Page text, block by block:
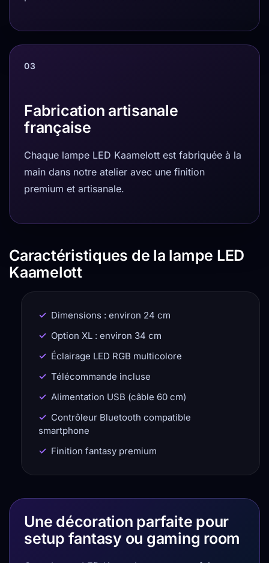
03
Fabrication artisanale
française
Chaque lampe LED Kaamelott est fabriquée à la
main dans notre atelier avec une finition
premium et artisanale.
Caractéristiques de la lampe LED
Kaamelott
Dimensions : environ 24 cm
Option XL : environ 34 cm
Éclairage LED RGB multicolore
Télécommande incluse
Alimentation USB (câble 60 cm)
Contrôleur Bluetooth compatible
smartphone
Finition fantasy premium
Une décoration parfaite pour
setup fantasy ou gaming room